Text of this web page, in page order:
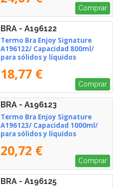
Comprar
BRA - A196122
Termo Bra Enjoy Signature
A196122/ Capacidad 800ml/
para sólidos y líquidos
18,77 €
Comprar
BRA - A196123
Termo Bra Enjoy Signature
A196123/ Capacidad 1000ml/
para sólidos y líquidos
20,72 €
Comprar
BRA - A196125